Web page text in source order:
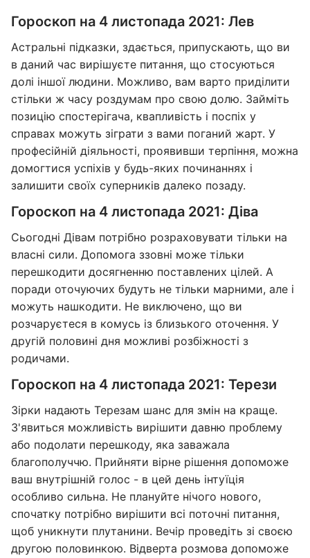
Гороскоп на 4 листопада 2021: Лев
Астральні підказки, здається, припускають, що ви
в даний час вирішуєте питання, що стосуються
долі іншої людини. Можливо, вам варто приділити
стільки ж часу роздумам про свою долю. Займіть
позицію спостерігача, квапливість і поспіх у
справах можуть зіграти з вами поганий жарт. У
професійній діяльності, проявивши терпіння, можна
домогтися успіхів у будь-яких починаннях і
залишити своїх суперників далеко позаду.
Гороскоп на 4 листопада 2021: Діва
Сьогодні Дівам потрібно розраховувати тільки на
власні сили. Допомога ззовні може тільки
перешкодити досягненню поставлених цілей. А
поради оточуючих будуть не тільки марними, але і
можуть нашкодити. Не виключено, що ви
розчаруєтеся в комусь із близького оточення. У
другій половині дня можливі розбіжності з
родичами.
Гороскоп на 4 листопада 2021: Терези
Зірки надають Терезам шанс для змін на краще.
З'явиться можливість вирішити давню проблему
або подолати перешкоду, яка заважала
благополуччю. Прийняти вірне рішення допоможе
ваш внутрішній голос - в цей день інтуїція
особливо сильна. Не плануйте нічого нового,
спочатку потрібно вирішити всі поточні питання,
щоб уникнути плутанини. Вечір проведіть зі своєю
другою половинкою. Відверта розмова допоможе